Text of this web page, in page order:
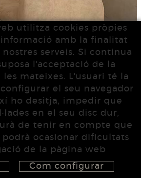
utilitza cookies pròpies
amb la finalitat
serveis. Si continua
l'acceptació de la
les mateixes. L'usuari té la
el seu navegador
ho desitja, impedir que
en el seu disc dur,
de tenir en compte que
podrà ocasionar dificultats
de la pàgina web
Com configurar